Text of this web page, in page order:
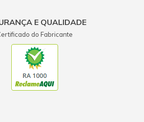
E QUALIDADE
do Fabricante